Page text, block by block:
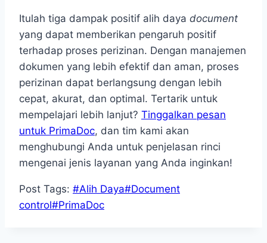
Itulah tiga dampak positif alih daya document
yang dapat memberikan pengaruh positif
terhadap proses perizinan. Dengan manajemen
dokumen yang lebih efektif dan aman, proses
perizinan dapat berlangsung dengan lebih
cepat, akurat, dan optimal. Tertarik untuk
mempelajari lebih lanjut? Tinggalkan pesan
untuk PrimaDoc, dan tim kami akan
menghubungi Anda untuk penjelasan rinci
mengenai jenis layanan yang Anda inginkan!
Post Tags: #Alih Daya#Document
control#PrimaDoc